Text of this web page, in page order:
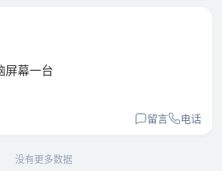
屏幕一台
留言 电话
没有更多数据